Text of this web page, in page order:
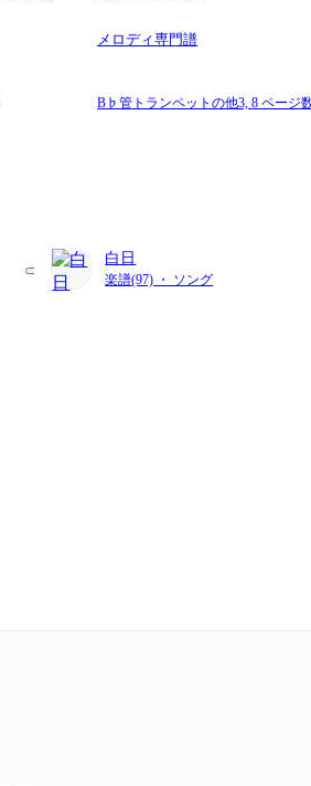
メロディ専門譜
B♭管トランペットの他3,8 ページ
白日
楽譜(97) ・ ソング